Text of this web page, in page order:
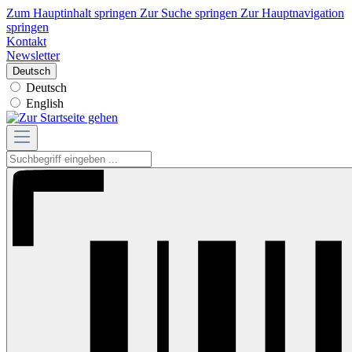
Zum Hauptinhalt springen Zur Suche springen Zur Hauptnavigation
springen
Kontakt
Newsletter
Deutsch
Deutsch
English